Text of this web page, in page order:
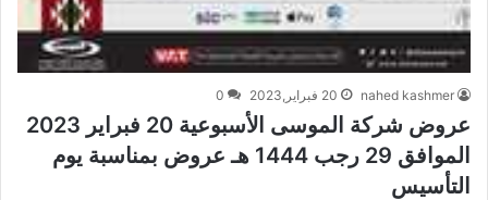
nahed kashmer 20 فبراير,2023 0
عروض شركة الموسى الأسبوعية 20 فبراير 2023
الموافق 29 رجب 1444 هـ عروض بمناسبة يوم
التأسيس